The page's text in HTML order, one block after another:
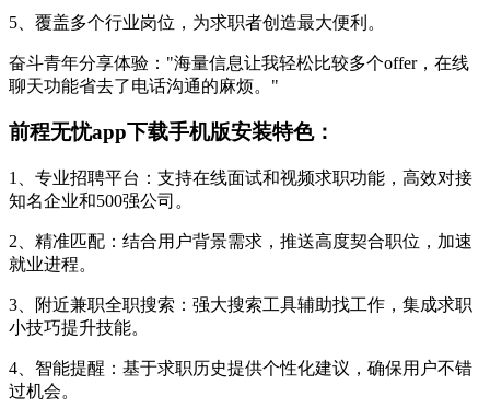
5、覆盖多个行业岗位，为求职者创造最大便利。
奋斗青年分享体验："海量信息让我轻松比较多个offer，在线
聊天功能省去了电话沟通的麻烦。"
前程无忧app下载手机版安装特色：
1、专业招聘平台：支持在线面试和视频求职功能，高效对接
知名企业和500强公司。
2、精准匹配：结合用户背景需求，推送高度契合职位，加速
就业进程。
3、附近兼职全职搜索：强大搜索工具辅助找工作，集成求职
小技巧提升技能。
4、智能提醒：基于求职历史提供个性化建议，确保用户不错
过机会。